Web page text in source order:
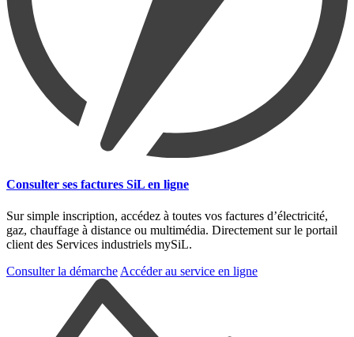
Consulter ses factures SiL en ligne
Sur simple inscription, accédez à toutes vos factures d’électricité,
gaz, chauffage à distance ou multimédia. Directement sur le portail
client des Services industriels mySiL.
Consulter la démarche Accéder au service en ligne